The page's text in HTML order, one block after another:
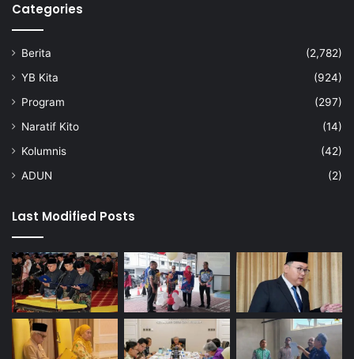
Categories
Berita
(2,782)
YB Kita
(924)
Program
(297)
Naratif Kito
(14)
Kolumnis
(42)
ADUN
(2)
Last Modified Posts